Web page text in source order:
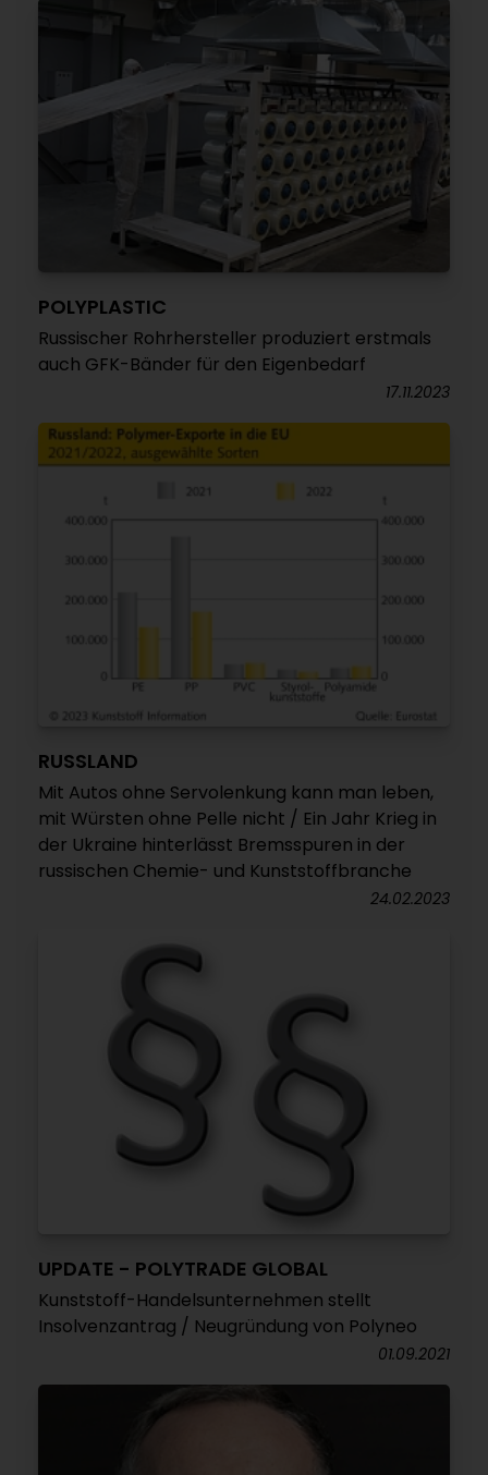
POLYPLASTIC
Russischer Rohrhersteller produziert erstmals
auch GFK-Bänder für den Eigenbedarf
17.11.2023
RUSSLAND
Mit Autos ohne Servolenkung kann man leben,
mit Würsten ohne Pelle nicht / Ein Jahr Krieg in
der Ukraine hinterlässt Bremsspuren in der
russischen Chemie- und Kunststoffbranche
24.02.2023
UPDATE - POLYTRADE GLOBAL
Kunststoff-Handelsunternehmen stellt
Insolvenzantrag / Neugründung von Polyneo
01.09.2021